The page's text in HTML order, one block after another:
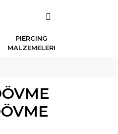
PIERCING
MALZEMELERI